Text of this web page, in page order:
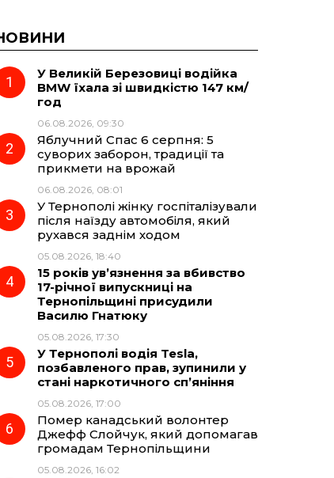
У Великій Березовиці водійка
BMW їхала зі швидкістю 147 км/
год
06.08.2026, 09:30
Яблучний Спас 6 серпня: 5
суворих заборон, традиції та
прикмети на врожай
06.08.2026, 08:01
У Тернополі жінку госпіталізували
після наїзду автомобіля, який
рухався заднім ходом
05.08.2026, 18:40
15 років ув’язнення за вбивство
17-річної випускниці на
Тернопільщині присудили
Василю Гнатюку
05.08.2026, 17:30
У Тернополі водія Tesla,
позбавленого прав, зупинили у
стані наркотичного сп’яніння
05.08.2026, 17:00
Помер канадський волонтер
Джефф Слойчук, який допомагав
громадам Тернопільщини
05.08.2026, 16:02